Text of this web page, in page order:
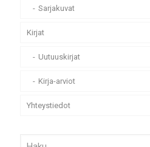
Sarjakuvat
Kirjat
Uutuuskirjat
Kirja-arviot
Yhteystiedot